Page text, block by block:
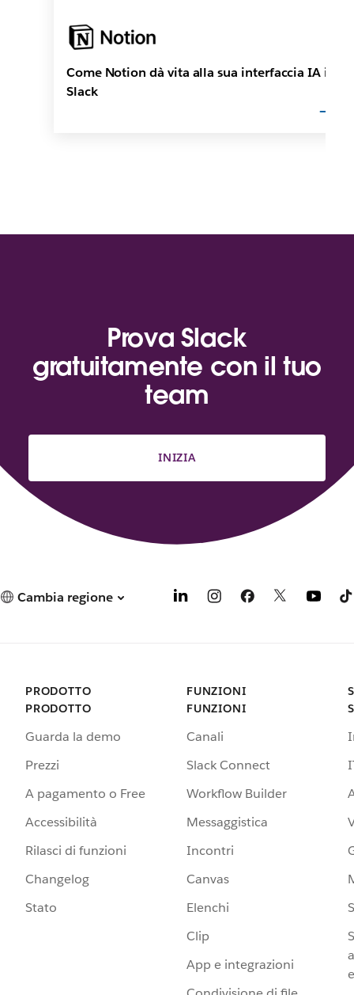
Come Notion dà vita alla sua interfaccia IA in
Slack
Prova Slack
gratuitamente con il tuo
team
INIZIA
Cambia regione
PRODOTTO
PRODOTTO
Guarda la demo
Prezzi
A pagamento o Free
Accessibilità
Rilasci di funzioni
Changelog
Stato
FUNZIONI
FUNZIONI
Canali
Slack Connect
Workflow Builder
Messaggistica
Incontri
Canvas
Elenchi
Clip
App e integrazioni